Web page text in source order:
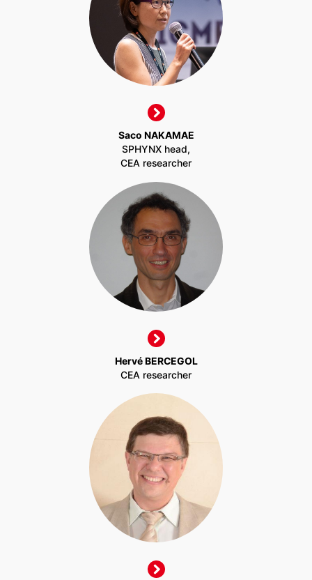
Saco NAKAMAE
SPHYNX head,
CEA researcher
Hervé BERCEGOL
CEA researcher